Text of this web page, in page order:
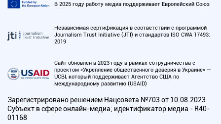
В 2025 году работу медиа поддерживает Европейский Союз
Независимая сертификация в соответствии с программой
Journalism Trust Initiative (JTI) и стандартов ISO CWA 17493:
2019
Сайт обновлен в 2023 году в рамках сотрудничества с
проектом «Укрепление общественного доверия в Украине» —
UCBI, который поддерживает Агентство США по
международному развитию (USAID)
Зарегистрировано решением Нацсовета №703 от 10.08.2023
Субъект в сфере онлайн-медиа; идентификатор медиа - R40-
01168